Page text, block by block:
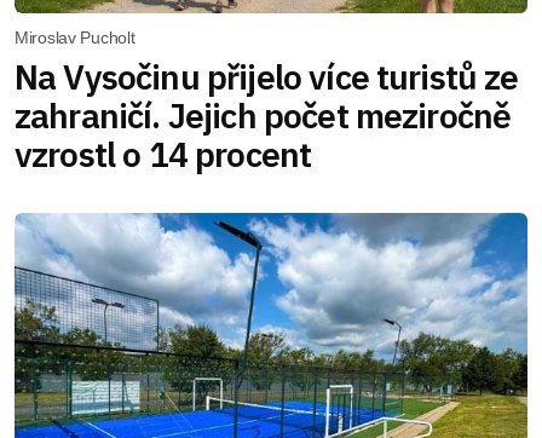
Miroslav Pucholt
Na Vysočinu přijelo více turistů ze
zahraničí. Jejich počet meziročně
vzrostl o 14 procent